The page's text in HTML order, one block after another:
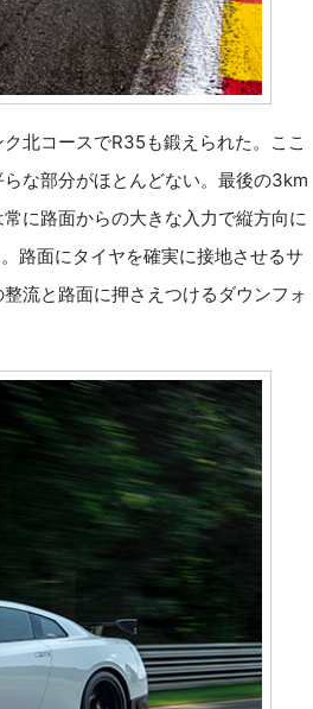
北コースでR35も鍛えられた。ここ
な部分がほとんどない。最後の3km
に路面からの大きな入力で縦方向に
路面にタイヤを確実に接地させるサ
流と路面に押さえつけるダウンフォ